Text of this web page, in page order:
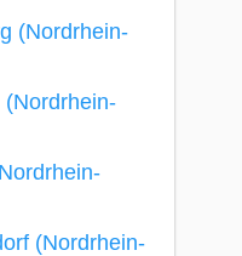
(Nordrhein-
(Nordrhein-